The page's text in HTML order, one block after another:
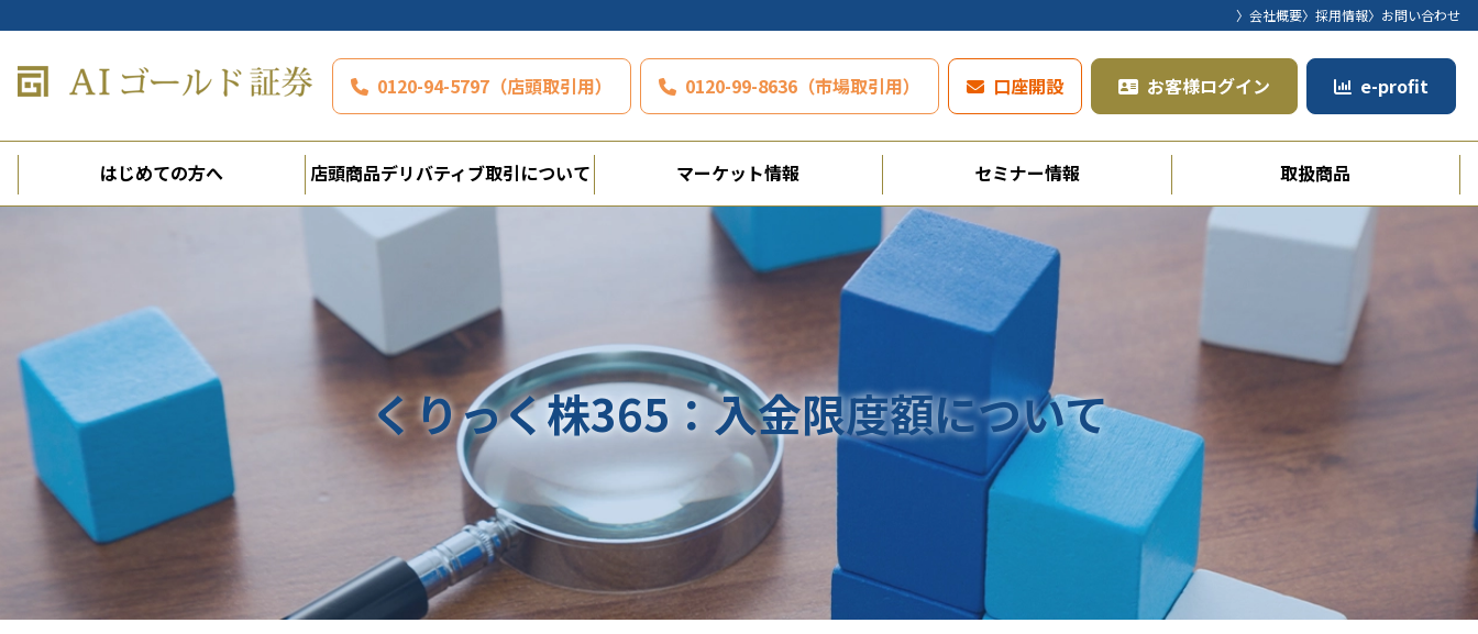
〉会社概要〉採用情報〉お問い合わせ
0120-94-5797（店頭取引用） 0120-99-8636（市場取引用） 口座開設 お客様ログイン e-profit
はじめての方へ 店頭商品デリバティブ取引について マーケット情報 セミナー情報 取扱商品
くりっく株365：入金限度額について